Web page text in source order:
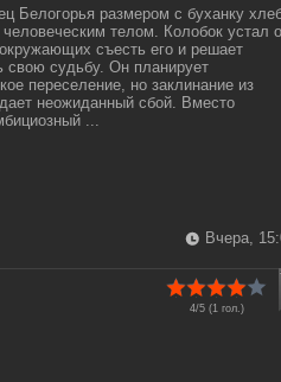
Белогорья размером с буханку
человеческим телом. Колобок устал
съесть его и решает
свою судьбу. Он планирует
переселение, но заклинание из
неожиданный сбой. Вместо
...
Вчера,
4/5 (1гол.)